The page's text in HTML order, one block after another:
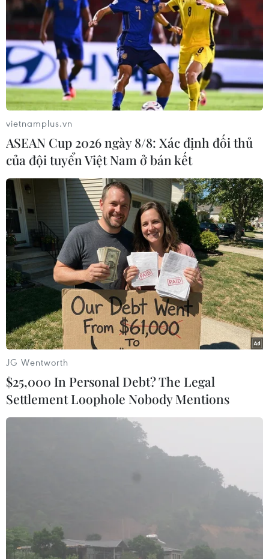
#chứng khoán Mỹ #Tổng thống Donald Trump
Theo dõi VietnamPlus
TIN LIÊN QUAN
Chứng khoán ngày 11/6: VN-Index giằng
co, đóng cửa sát mốc 1.800 điểm
Kết thúc phiên giao dịch 11/6, VN-Index giảm 5,1 điểm
xuống 1.798,61 điểm; tổng giá trị giao dịch trên toàn thị
HOSE đạt hơn 10.100 tỷ đồng.
vietnamplus.vn
ASEAN Cup 2026 ngày 8/8: Xác định đối thủ
của đội tuyển Việt Nam ở bán kết
JG Wentworth
$25,000 In Personal Debt? The Legal
Settlement Loophole Nobody Mentions